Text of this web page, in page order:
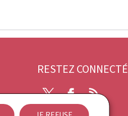
RESTEZ CONNECTÉ
X Facebook
RSS